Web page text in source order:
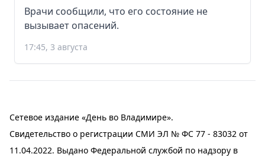
Врачи сообщили, что его состояние не
вызывает опасений.
17:45, 3 августа
Сетевое издание «День во Владимире».
Свидетельство о регистрации СМИ ЭЛ № ФС 77 - 83032 от
11.04.2022. Выдано Федеральной службой по надзору в